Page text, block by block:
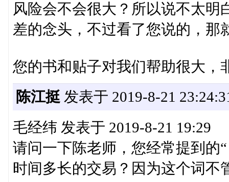
风险会不会很大？所以说不太
差的念头，不过看了您说的，那
您的书和贴子对我们帮助很大，
陈江挺 发表于 2019-8-21
毛经纬 发表于 2019-8-21 19:29
请问一下陈老师，您经常提到的
时间多长的交易？因为这个词不